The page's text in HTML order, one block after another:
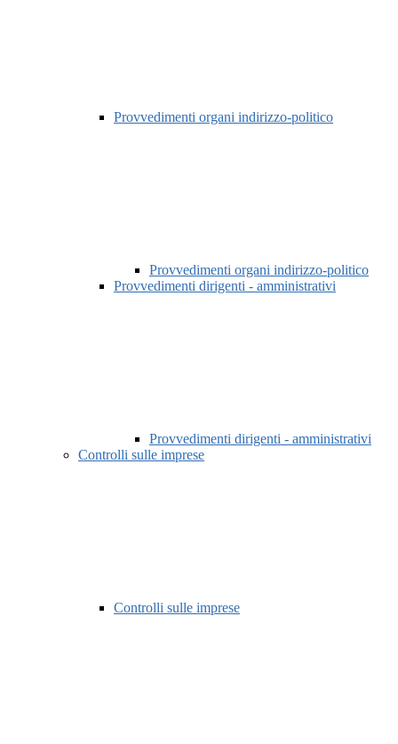
Provvedimenti organi indirizzo-politico
Provvedimenti organi indirizzo-politico
Provvedimenti dirigenti - amministrativi
Provvedimenti dirigenti - amministrativi
Controlli sulle imprese
Controlli sulle imprese